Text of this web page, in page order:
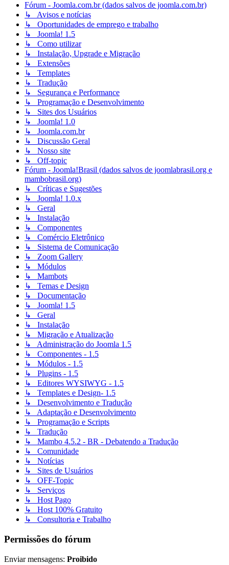
Fórum - Joomla.com.br (dados salvos de joomla.com.br)
↳ Avisos e notícias
↳ Oportunidades de emprego e trabalho
↳ Joomla! 1.5
↳ Como utilizar
↳ Instalação, Upgrade e Migração
↳ Extensões
↳ Templates
↳ Tradução
↳ Segurança e Performance
↳ Programação e Desenvolvimento
↳ Sites dos Usuários
↳ Joomla! 1.0
↳ Joomla.com.br
↳ Discussão Geral
↳ Nosso site
↳ Off-topic
Fórum - Joomla!Brasil (dados salvos de joomlabrasil.org e
mambobrasil.org)
↳ Críticas e Sugestões
↳ Joomla! 1.0.x
↳ Geral
↳ Instalação
↳ Componentes
↳ Comércio Eletrônico
↳ Sistema de Comunicação
↳ Zoom Gallery
↳ Módulos
↳ Mambots
↳ Temas e Design
↳ Documentação
↳ Joomla! 1.5
↳ Geral
↳ Instalação
↳ Migração e Atualização
↳ Administração do Joomla 1.5
↳ Componentes - 1.5
↳ Módulos - 1.5
↳ Plugins - 1.5
↳ Editores WYSIWYG - 1.5
↳ Templates e Design- 1.5
↳ Desenvolvimento e Tradução
↳ Adaptação e Desenvolvimento
↳ Programação e Scripts
↳ Tradução
↳ Mambo 4.5.2 - BR - Debatendo a Tradução
↳ Comunidade
↳ Notícias
↳ Sites de Usuários
↳ OFF-Topic
↳ Serviços
↳ Host Pago
↳ Host 100% Gratuito
↳ Consultoria e Trabalho
Permissões do fórum
Enviar mensagens: Proibido